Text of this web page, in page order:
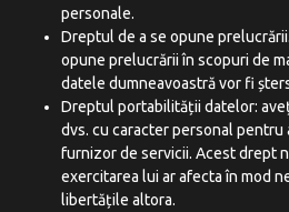
personale.
Dreptul de a se opune
opune prelucrării în scopuri de
datele dumneavoastră vor fi
Dreptul portabilității datelor:
dvs. cu caracter personal pentru
furnizor de servicii. Acest drept
exercitarea lui ar afecta în mod
libertățile altora.